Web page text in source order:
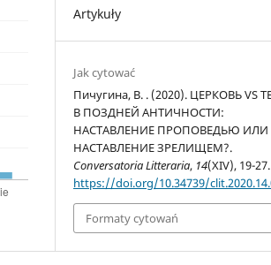
Artykuły
Jak cytować
Пичугина, В. . (2020). ЦЕРКОВЬ VS
В ПОЗДНЕЙ АНТИЧНОСТИ:
НАСТАВЛЕНИЕ ПРОПОВЕДЬЮ ИЛИ
НАСТАВЛЕНИЕ ЗРЕЛИЩЕМ?.
Conversatoria Litteraria, 14(XIV), 19-27.
https://doi.org/10.34739/
Formaty cytowań